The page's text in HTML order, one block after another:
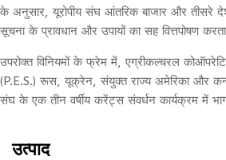
के अनुसार, यूरोपीय संघ आंतरिक बाजार और तीसरे
सूचना के प्रावधान और उपायों का सह वित्तपोषण
उपरोक्त विनियमों के फ्रेम में, एग्रीकल्चरल
(P.E.S.) रूस, यूक्रेन, संयुक्त राज्य अमेरिका और
संघ के एक तीन वर्षीय करेंट्स संवर्धन कार्यक्रम में
उत्पाद